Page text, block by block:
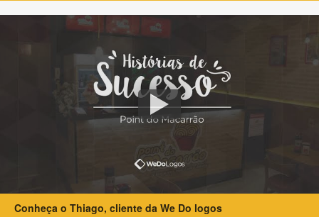
Conheça o Thiago, cliente da We Do logos